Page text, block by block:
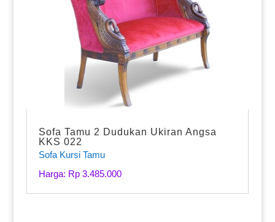
Sofa Tamu 2 Dudukan Ukiran Angsa
KKS 022
Sofa Kursi Tamu
Harga: Rp 3.485.000